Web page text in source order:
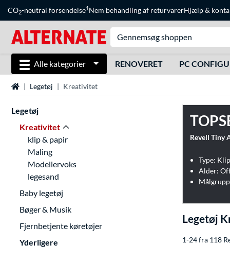
CO2-neutral forsendelse1Nem behandling af returvarerHjælp&
Alle kategorier RENOVERET PC
StartsideLegetøj Kreativitet
Legetøj
Kreativitet
klip & papir
Maling
Modellervoks
legesand
Baby legetøj
Bøger & Musik
Fjernbetjente køretøjer
Yderligere
Type:
Alder:
Legetøj
1-24 fra 118